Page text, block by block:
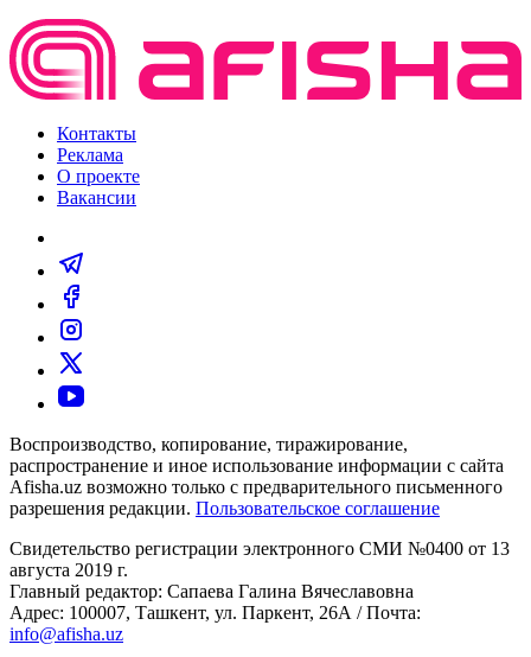
Контакты
Реклама
О проекте
Вакансии
Воспроизводство, копирование, тиражирование,
распространение и иное использование информации с сайта
Afisha.uz возможно только с предварительного письменного
разрешения редакции. Пользовательское соглашение
Свидетельство регистрации электронного СМИ №0400 от 13
августа 2019 г.
Главный редактор: Сапаева Галина Вячеславовна
Адрес: 100007, Ташкент, ул. Паркент, 26А / Почта:
info@afisha.uz